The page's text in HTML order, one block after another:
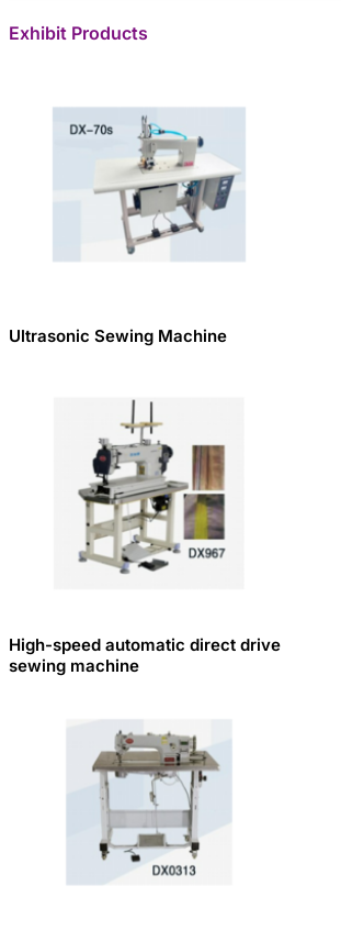
Exhibit Products
Ultrasonic Sewing Machine
High-speed automatic direct drive
sewing machine